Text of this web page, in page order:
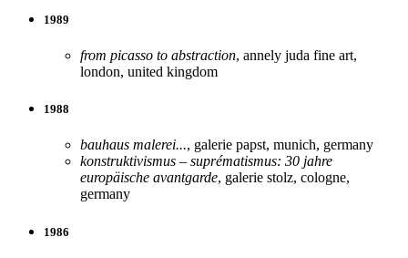
1989
from picasso to abstraction, annely juda fine art,
london, united kingdom
1988
bauhaus malerei..., galerie papst, munich, germany
konstruktivismus – suprématismus: 30 jahre
europäische avantgarde, galerie stolz, cologne,
germany
1986